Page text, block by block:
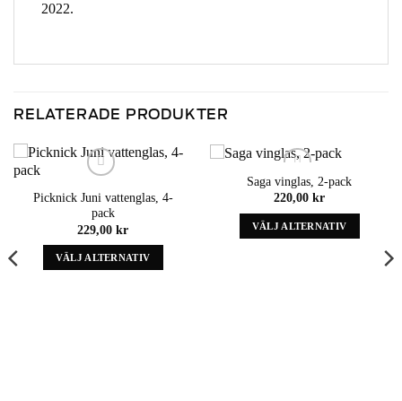
2022.
RELATERADE PRODUKTER
Add to wishlist
Picknick Juni vattenglas, 4-
pack
229,00 kr
VÄLJ ALTERNATIV
Saga vinglas, 2-pack
220,00 kr
VÄLJ ALTERNATIV